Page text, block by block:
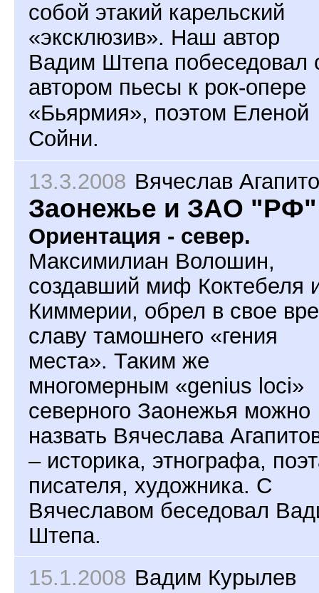
собой этакий карельский
«эксклюзив». Наш автор
Вадим Штепа побеседовал
автором пьесы к рок-опере
«Бьярмия», поэтом Еленой
Сойни.
13.3.2008 Вячеслав
Заонежье и ЗАО "РФ"
Ориентация - север.
Максимилиан Волошин,
создавший миф Коктебеля
Киммерии, обрел в свое
славу тамошнего «гения
места». Таким же
многомерным «genius loci»
северного Заонежья можно
назвать Вячеслава
– историка, этнографа,
писателя, художника. C
Вячеславом беседовал
Штепа.
15.1.2008 Вадим Курылев